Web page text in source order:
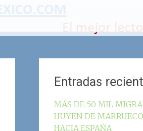
Entradas
MÁS DE 50 MIL
HUYEN DE
HACIA ESPAÑA